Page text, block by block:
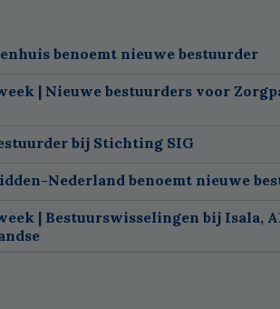
benoemt nieuwe bestuurder
| Nieuwe bestuurders voor
bij Stichting SIG
Nederland benoemt nieuwe
| Bestuurswisselingen bij Isala,